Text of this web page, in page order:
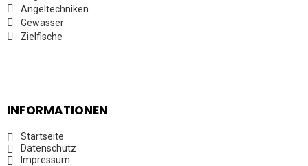
Angeltechniken
Gewässer
Zielfische
INFORMATIONEN
Startseite
Datenschutz
Impressum